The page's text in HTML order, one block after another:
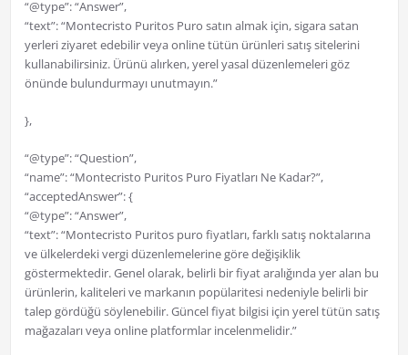
“@type”: “Answer”,
“text”: “Montecristo Puritos Puro satın almak için, sigara satan
yerleri ziyaret edebilir veya online tütün ürünleri satış sitelerini
kullanabilirsiniz. Ürünü alırken, yerel yasal düzenlemeleri göz
önünde bulundurmayı unutmayın.”
},
“@type”: “Question”,
“name”: “Montecristo Puritos Puro Fiyatları Ne Kadar?”,
“acceptedAnswer”: {
“@type”: “Answer”,
“text”: “Montecristo Puritos puro fiyatları, farklı satış noktalarına
ve ülkelerdeki vergi düzenlemelerine göre değişiklik
göstermektedir. Genel olarak, belirli bir fiyat aralığında yer alan bu
ürünlerin, kaliteleri ve markanın popülaritesi nedeniyle belirli bir
talep gördüğü söylenebilir. Güncel fiyat bilgisi için yerel tütün satış
mağazaları veya online platformlar incelenmelidir.”